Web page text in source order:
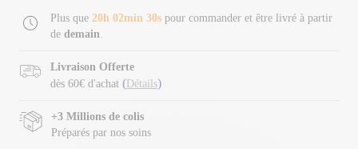
Plus que 20h 02min 30s pour commander et être livré à partir
de demain.
Livraison Offerte
dès 60€ d'achat ( Détails)
+3 Millions de colis
Préparés par nos soins